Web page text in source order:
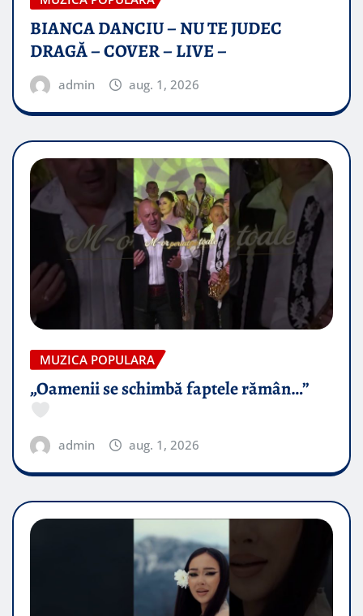
BIANCA DANCIU – NU TE JUDEC
DRAGĂ – COVER – LIVE –
admin aug. 1, 2026
MUZICA POPULARA
„Oamenii se schimbă faptele rămân…”
admin aug. 1, 2026